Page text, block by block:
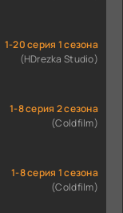
1-20 серия 1 сезона
(HDrezka Studio)
1-8 серия 2 сезона
(Coldfilm)
1-8 серия 1 сезона
(Coldfilm)